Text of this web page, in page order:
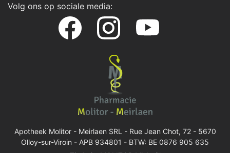
Volg ons op sociale media:
Apotheek Molitor - Meirlaen SRL - Rue Jean Chot, 72 - 5670
Olloy-sur-Viroin - APB 934801 - BTW: BE 0876 905 635